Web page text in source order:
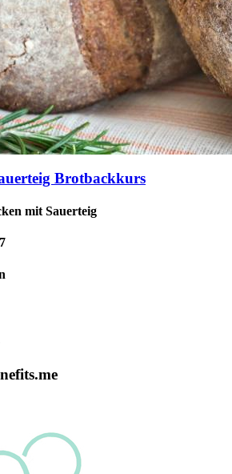
Brotbackkurs
mit Sauerteig